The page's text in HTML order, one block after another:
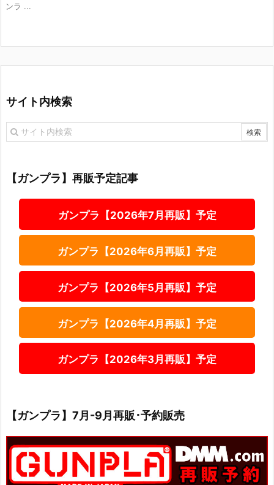
ンラ ...
サイト内検索
【ガンプラ】再販予定記事
ガンプラ【2026年7月再販】予定
ガンプラ【2026年6月再販】予定
ガンプラ【2026年5月再販】予定
ガンプラ【2026年4月再販】予定
ガンプラ【2026年3月再販】予定
【ガンプラ】7月-9月再販･予約販売